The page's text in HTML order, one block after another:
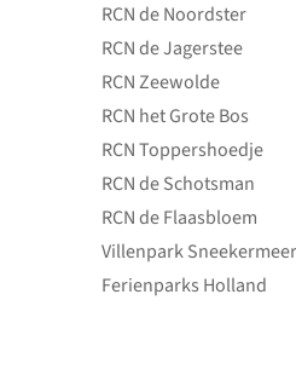
RCN de Noordster
RCN de Jagerstee
RCN Zeewolde
RCN het Grote Bos
RCN Toppershoedje
RCN de Schotsman
RCN de Flaasbloem
Villenpark Sneekermeer
Ferienparks Holland